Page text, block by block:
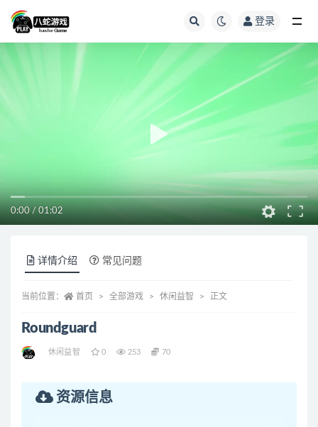
登录
0:00 / 01:02
详情介绍 常见问题
当前位置： 首页 全部游戏 休闲益智 正文
Roundguard
休闲益智 0 253 70
资源信息